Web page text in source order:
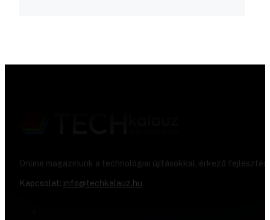
Online magazinunk a technológiai újításokkal, érkező
Kapcsolat: info@techkalauz.hu